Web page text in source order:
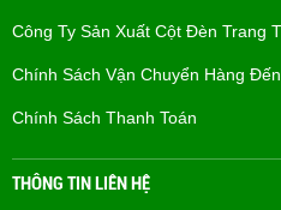
Công Ty Sản Xuất Cột Đèn Trang
Chính Sách Vận Chuyển Hàng
Chính Sách Thanh Toán
THÔNG TIN LIÊN HỆ